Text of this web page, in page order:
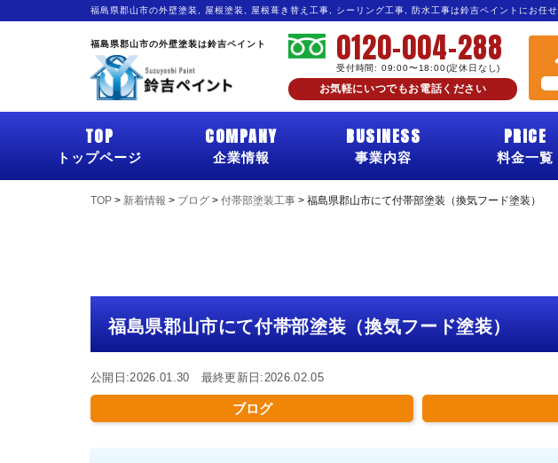
福島県郡山市の外壁塗装, 屋根塗装, 屋根葺き替え工事, シーリング工事, 防水工事は鈴吉ペイントにお任せ
福島県郡山市の外壁塗装は鈴吉ペイント 0120-004-288
受付時間: 09:00〜18:00(定休日なし)
お気軽にいつでもお電話ください
TOP
トップページ
COMPANY
企業情報
BUSINESS
事業内容
PRICE
料金一覧
TOP > 新着情報 > ブログ > 付帯部塗装工事 > 福島県郡山市にて付帯部塗装（換気フード塗装）
福島県郡山市にて付帯部塗装（換気フード塗装）
公開日:2026.01.30 最終更新日:2026.02.05
ブログ